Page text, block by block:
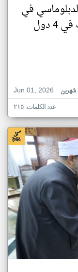
في
إفريقيا بافتتاح ممثليات في 4 دول
Jun 01, 2026
شهرين
عدد الكلمات: ٢١٥